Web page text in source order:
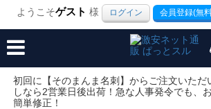
ようこそゲスト 様 ログイン 会員登録(無
初回に【そのまんま名刺】からご注文いただ
しなら2営業日後出荷！急な人事発令でも、
簡単修正！